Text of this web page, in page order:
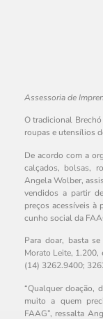
Assessoria de
O tradicional
roupas e utensílios
De acordo com a
calçados, bolsas,
Angela Wolber,
vendidos a partir
preços acessíveis à
cunho social da
Para doar, basta
Morato Leite,
(14) 3262.9400;
“Qualquer doação,
muito a quem
FAAG”, ressalta